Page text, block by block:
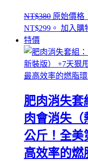
NT$380 原始價格
NT$299。 加入購
特價
肥肉消失套
肉會消失
公斤！全美
高效率的燃